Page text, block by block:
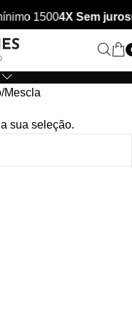
15004X Sem juros
Mescla
sua seleção.